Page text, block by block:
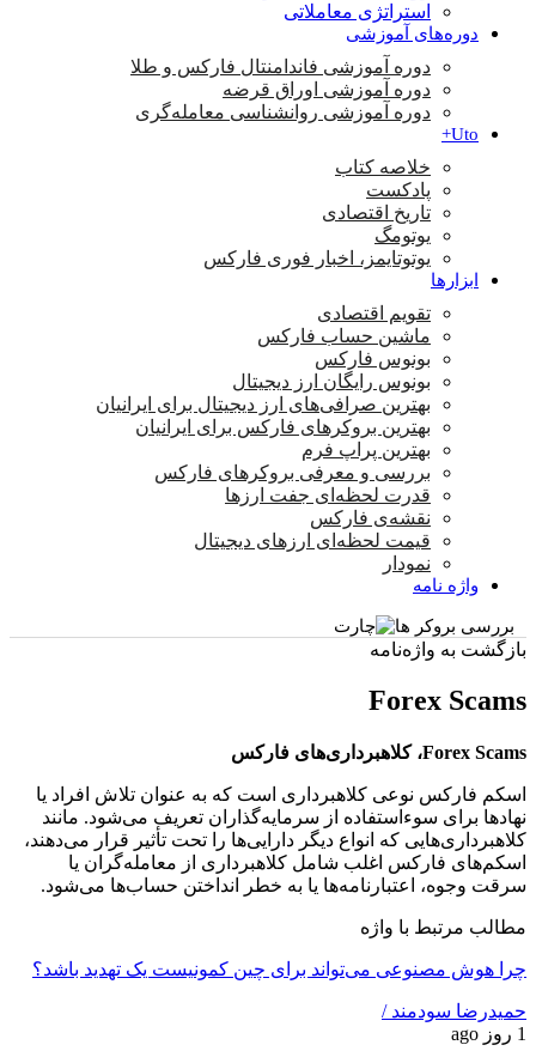
استراتژی معاملاتی
دوره‌های آموزشی
دوره آموزشی فاندامنتال فارکس و طلا
دوره آموزشی اوراق قرضه
دوره آموزشی روانشناسی معامله‌گری
Uto+
خلاصه کتاب
پادکست
تاریخ اقتصادی
یوتومگ
یوتوتایمز، اخبار فوری فارکس
ابزارها
تقویم اقتصادی
ماشین حساب فارکس
بونوس فارکس
بونوس رایگان ارز دیجیتال
بهترین صرافی‌های ارز دیجیتال برای ایرانیان
بهترین بروکرهای فارکس برای ایرانیان
بهترین پراپ‌ فرم
بررسی و معرفی بروکرهای فارکس
قدرت لحظه‌ای جفت ارزها
نقشه‌ی فارکس
قیمت لحظه‌ای ارزهای دیجیتال
نمودار
واژه نامه
بررسی بروکر ها
بازگشت به واژه‌نامه
Forex Scams
Forex Scams، کلاهبرداری‌های فارکس
اسکم فارکس نوعی کلاهبرداری است که به عنوان تلاش افراد یا
نهادها برای سوء‌استفاده از سرمایه‌گذاران تعریف می‌شود. مانند
کلاهبرداری‌هایی که انواع دیگر دارایی‌ها را تحت تأثیر قرار می‌دهند،
اسکم‌های فارکس اغلب شامل کلاهبرداری از معامله‌گران یا
سرقت وجوه، اعتبارنامه‌ها یا به خطر انداختن حساب‌ها می‌شود.
مطالب مرتبط با واژه
چرا هوش مصنوعی می‌تواند برای چین کمونیست یک تهدید باشد؟
حمیدرضا سودمند /
1 روز ago